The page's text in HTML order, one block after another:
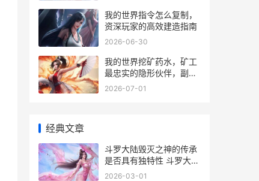
我的世界指令怎么复制，
资深玩家的高效建造指南
2026-06-30
我的世界挖矿药水，矿工
最忠实的隐形伙伴，副标
题，夜色下的琥珀之光
2026-07-01
经典文章
斗罗大陆毁灭之神的传承
是否具有独特性 斗罗大陆
毁灭之神的九个魂技都是
2026-03-01